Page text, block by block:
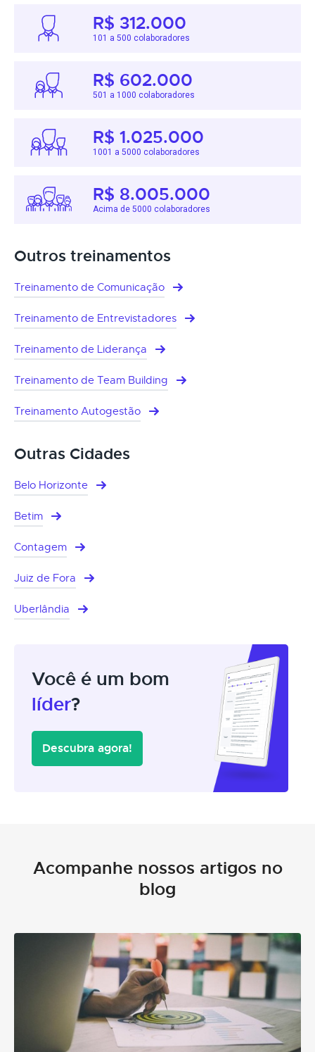
R$ 312.000
101 a 500 colaboradores
R$ 602.000
501 a 1000 colaboradores
R$ 1.025.000
1001 a 5000 colaboradores
R$ 8.005.000
Acima de 5000 colaboradores
Outros treinamentos
Treinamento de Comunicação
Treinamento de Entrevistadores
Treinamento de Liderança
Treinamento de Team Building
Treinamento Autogestão
Outras Cidades
Belo Horizonte
Betim
Contagem
Juiz de Fora
Uberlândia
Você é um bom
líder?
Descubra agora!
Acompanhe nossos artigos no
blog